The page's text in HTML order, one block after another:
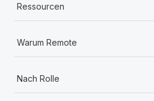
Ressourcen
Warum Remote
Nach Rolle